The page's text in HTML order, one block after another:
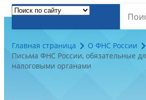
Главная страница
О ФНС России
Письма ФНС России, обязательные
налоговыми органами